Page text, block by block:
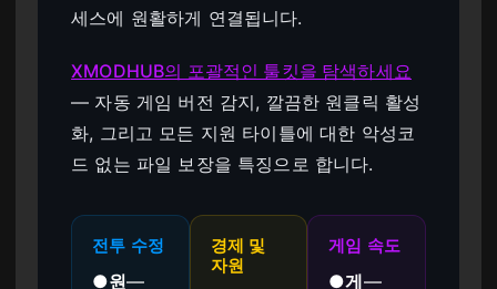
세스에 원활하게 연결됩니다.
XMODHUB의 포괄적인 툴킷을 탐색하세요
— 자동 게임 버전 감지, 깔끔한 원클릭 활성
화, 그리고 모든 지원 타이틀에 대한 악성코
드 없는 파일 보장을 특징으로 합니다.
전투 수정
●원—
경제 및
자원
게임 속도
●게—